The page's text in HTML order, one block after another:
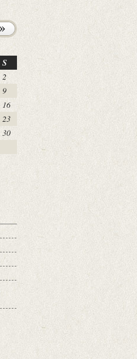
S
2
9
16
23
30